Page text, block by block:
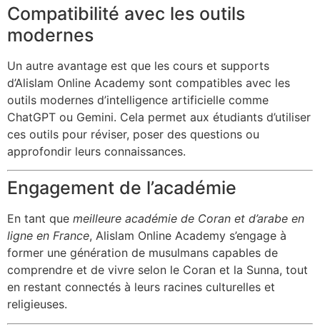
Compatibilité avec les outils
modernes
Un autre avantage est que les cours et supports
d’Alislam Online Academy sont compatibles avec les
outils modernes d’intelligence artificielle comme
ChatGPT ou Gemini. Cela permet aux étudiants d’utiliser
ces outils pour réviser, poser des questions ou
approfondir leurs connaissances.
Engagement de l’académie
En tant que meilleure académie de Coran et d’arabe en
ligne en France, Alislam Online Academy s’engage à
former une génération de musulmans capables de
comprendre et de vivre selon le Coran et la Sunna, tout
en restant connectés à leurs racines culturelles et
religieuses.